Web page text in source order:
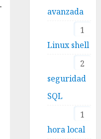
avanzada
1
Linux shell
2
seguridad
SQL
1
hora local